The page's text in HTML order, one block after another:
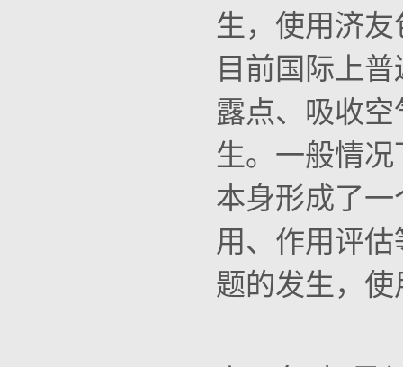
生，使用济
目前国际上
露点、吸收
生。一般情
本身形成了
用、作用评
题的发生，